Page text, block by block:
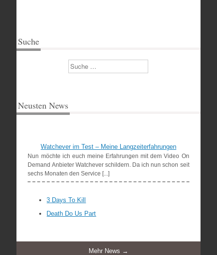
Suche
Suchen
Neusten News
Watchever im Test – Meine Langzeiterfahrungen
Nun möchte ich euch meine Erfahrungen mit dem Video On
Demand Anbieter Watchever schildern. Da ich nun schon seit
sechs Monaten den Service [...]
3 Days To Kill
Death Do Us Part
Mehr News →